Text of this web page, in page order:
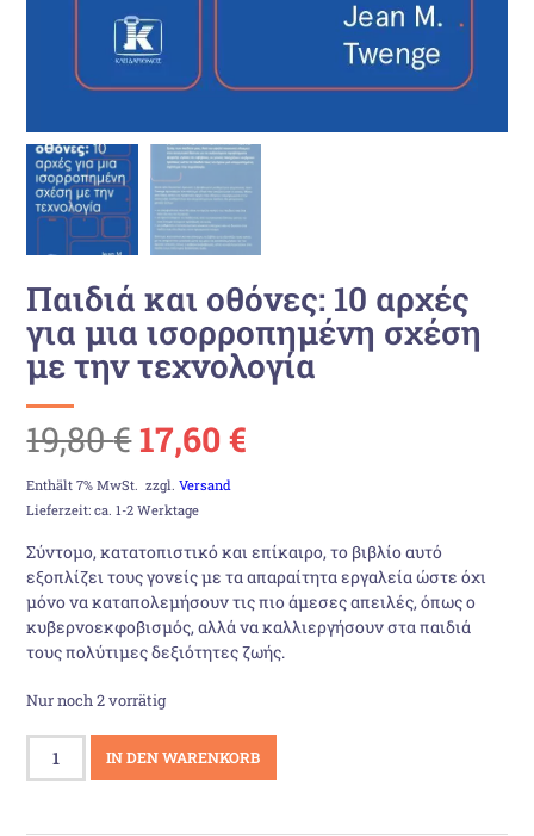
Παιδιά και οθόνες: 10 αρχές
για μια ισορροπημένη σχέση
με την τεχνολογία
19,80€ Ursprünglicher
Preis
war:
19,80 €
17,60€
ist:
17,60 €.
Enthält 7% MwSt. zzgl.Versand
Lieferzeit: ca. 1-2 Werktage
Σύντομο, κατατοπιστικό και επίκαιρο, το βιβλίο αυτό
εξοπλίζει τους γονείς με τα απαραίτητα εργαλεία ώστε όχι
μόνο να καταπολεμήσουν τις πιο άμεσες απειλές, όπως ο
κυβερνοεκφοβισμός, αλλά να καλλιεργήσουν στα παιδιά
τους πολύτιμες δεξιότητες ζωής.
Nur noch 2 vorrätig
IN DEN WARENKORB